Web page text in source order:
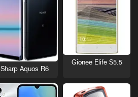
Gionee Elife S5.5
Sharp Aquos R6